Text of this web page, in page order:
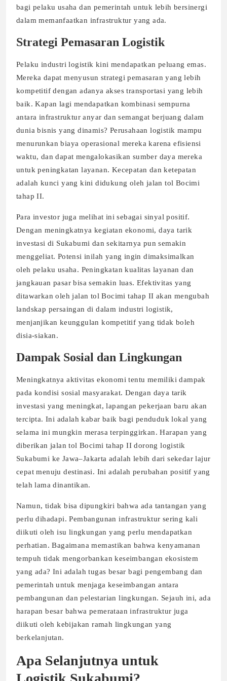
bagi pelaku usaha dan pemerintah untuk lebih bersinergi
dalam memanfaatkan infrastruktur yang ada.
Strategi Pemasaran Logistik
Pelaku industri logistik kini mendapatkan peluang emas.
Mereka dapat menyusun strategi pemasaran yang lebih
kompetitif dengan adanya akses transportasi yang lebih
baik. Kapan lagi mendapatkan kombinasi sempurna
antara infrastruktur anyar dan semangat berjuang dalam
dunia bisnis yang dinamis? Perusahaan logistik mampu
menurunkan biaya operasional mereka karena efisiensi
waktu, dan dapat mengalokasikan sumber daya mereka
untuk peningkatan layanan. Kecepatan dan ketepatan
adalah kunci yang kini didukung oleh jalan tol Bocimi
tahap II.
Para investor juga melihat ini sebagai sinyal positif.
Dengan meningkatnya kegiatan ekonomi, daya tarik
investasi di Sukabumi dan sekitarnya pun semakin
menggeliat. Potensi inilah yang ingin dimaksimalkan
oleh pelaku usaha. Peningkatan kualitas layanan dan
jangkauan pasar bisa semakin luas. Efektivitas yang
ditawarkan oleh jalan tol Bocimi tahap II akan mengubah
landskap persaingan di dalam industri logistik,
menjanjikan keunggulan kompetitif yang tidak boleh
disia-siakan.
Dampak Sosial dan Lingkungan
Meningkatnya aktivitas ekonomi tentu memiliki dampak
pada kondisi sosial masyarakat. Dengan daya tarik
investasi yang meningkat, lapangan pekerjaan baru akan
tercipta. Ini adalah kabar baik bagi penduduk lokal yang
selama ini mungkin merasa terpinggirkan. Harapan yang
diberikan jalan tol Bocimi tahap II dorong logistik
Sukabumi ke Jawa–Jakarta adalah lebih dari sekedar lajur
cepat menuju destinasi. Ini adalah perubahan positif yang
telah lama dinantikan.
Namun, tidak bisa dipungkiri bahwa ada tantangan yang
perlu dihadapi. Pembangunan infrastruktur sering kali
diikuti oleh isu lingkungan yang perlu mendapatkan
perhatian. Bagaimana memastikan bahwa kenyamanan
tempuh tidak mengorbankan keseimbangan ekosistem
yang ada? Ini adalah tugas besar bagi pengembang dan
pemerintah untuk menjaga keseimbangan antara
pembangunan dan pelestarian lingkungan. Sejauh ini, ada
harapan besar bahwa pemerataan infrastruktur juga
diikuti oleh kebijakan ramah lingkungan yang
berkelanjutan.
Apa Selanjutnya untuk